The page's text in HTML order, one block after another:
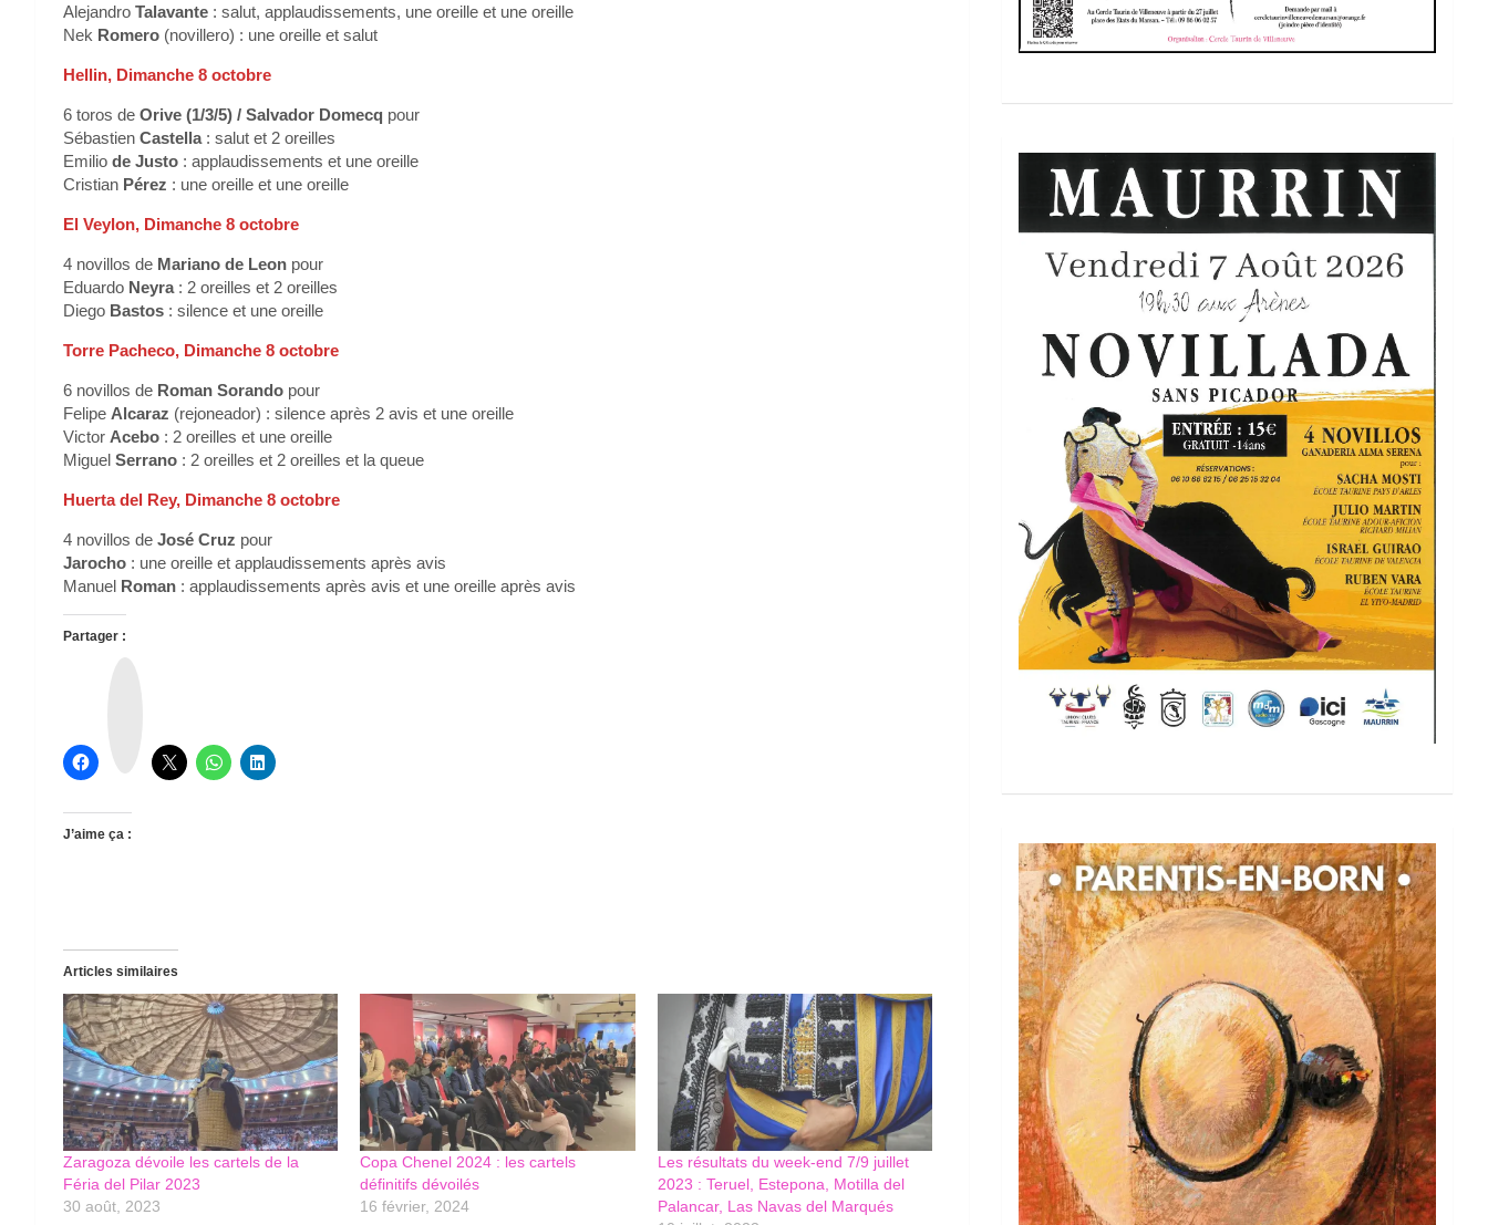
Alejandro Talavante : salut, applaudissements, une oreille et une oreille
Nek Romero (novillero) : une oreille et salut
Hellin, Dimanche 8 octobre
6 toros de Orive (1/3/5) / Salvador Domecq pour
Sébastien Castella : salut et 2 oreilles
Emilio de Justo : applaudissements et une oreille
Cristian Pérez : une oreille et une oreille
El Veylon, Dimanche 8 octobre
4 novillos de Mariano de Leon pour
Eduardo Neyra : 2 oreilles et 2 oreilles
Diego Bastos : silence et une oreille
Torre Pacheco, Dimanche 8 octobre
6 novillos de Roman Sorando pour
Felipe Alcaraz (rejoneador) : silence après 2 avis et une oreille
Victor Acebo : 2 oreilles et une oreille
Miguel Serrano : 2 oreilles et 2 oreilles et la queue
Huerta del Rey, Dimanche 8 octobre
4 novillos de José Cruz pour
Jarocho : une oreille et applaudissements après avis
Manuel Roman : applaudissements après avis et une oreille après avis
Partager :
J’aime ça :
Articles similaires
Zaragoza dévoile les cartels de la
Féria del Pilar 2023
30 août, 2023
Copa Chenel 2024 : les cartels
définitifs dévoilés
16 février, 2024
Les résultats du week-end 7/9 juillet
2023 : Teruel, Estepona, Motilla del
Palancar, Las Navas del Marqués